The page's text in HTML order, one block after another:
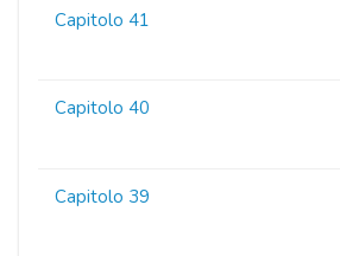
Capitolo 41
Capitolo 40
Capitolo 39